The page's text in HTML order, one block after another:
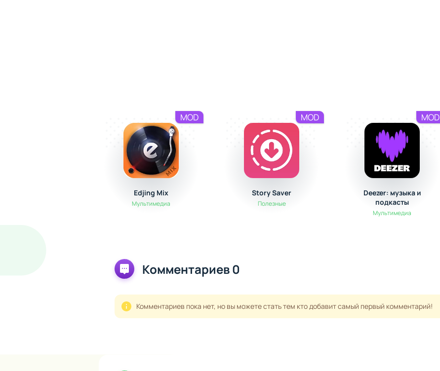
Edjing Mix
Мультимедиа
MOD
Story Saver
Полезные
MOD
Deezer: музыка и
подкасты
Мультимедиа
MOD
Комментариев 0
Комментариев пока нет, но вы можете стать тем кто добавит самый первый комментарий!